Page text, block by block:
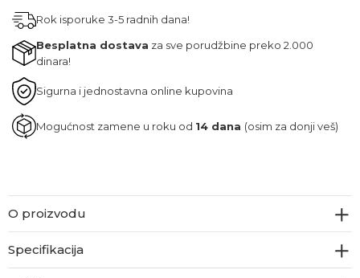
Rok isporuke 3-5 radnih dana!
Besplatna dostava za sve porudžbine preko 2.000
dinara!
Sigurna i jednostavna online kupovina
Mogućnost zamene u roku od 14 dana (osim za donji veš)
O proizvodu
Specifikacija